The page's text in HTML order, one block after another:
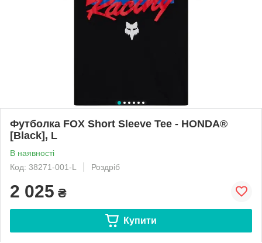
Футболка FOX Short Sleeve Tee - HONDA®
[Black], L
В наявності
Код: 38271-001-L
Роздріб
2 025 ₴
Купити